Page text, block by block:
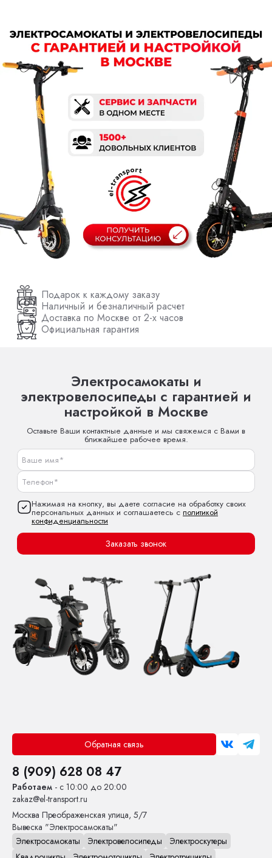
Подарок к каждому заказу
Наличный и безналичный расчет
Доставка по Москве от 2-х часов
Официальная гарантия
Электросамокаты и
электровелосипеды с гарантией и
настройкой в Москве
Оставьте Ваши контактные данные и мы свяжемся с Вами в
ближайшее рабочее время.
Нажимая на кнопку, вы даете согласие на обработку своих
персональных данных и соглашаетесь с политикой
конфиденциальности
Заказать звонок
Обратная связь
8 (909) 628 08 47
Работаем - с 10:00 до 20:00
zakaz@el-transport.ru
Москва Преображенская улица, 5/7
Вывеска "Электросамокаты"
Электросамокаты
Электровелосипеды
Электроскутеры